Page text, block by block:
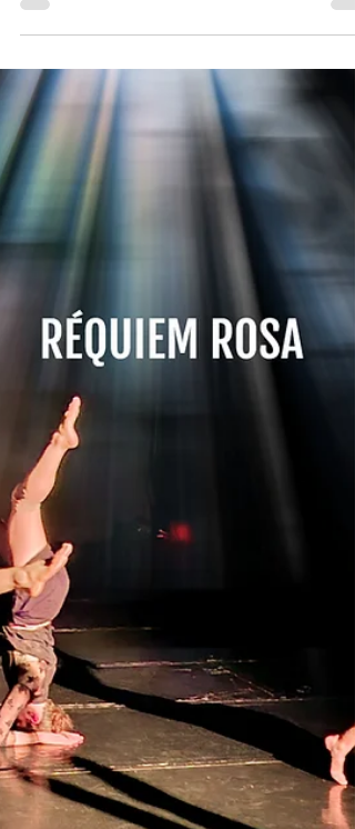
Andrea Servera y con poemas de Marie
Gouiric, entrelaza danza, palabra e
imagen en una puesta íntima y sensible.
La obra, presentada en Fundación
Cazadores, explora la ternura y sus
grietas a través de cuerpos en
movimiento, fotografías y versos que
evocan memorias compartidas. Evelin
Bottani destaca cómo lo visual y lo
poético dialogan en tensión: a veces
potenciándose, a veces opacándose. La
fragilidad técnica se transforma en
metáfora e